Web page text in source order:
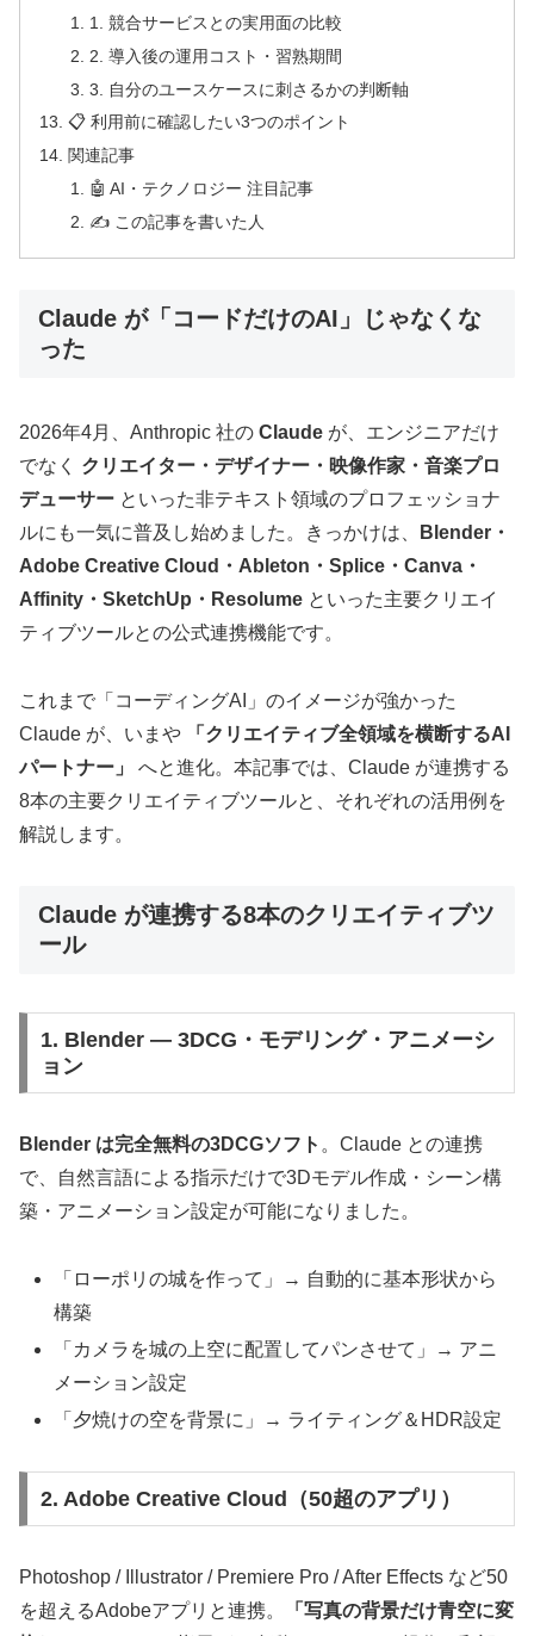
1. 競合サービスとの実用面の比較
2. 導入後の運用コスト・習熟期間
3. 自分のユースケースに刺さるかの判断軸
📋 利用前に確認したい3つのポイント
関連記事
🤖 AI・テクノロジー 注目記事
✍️ この記事を書いた人
Claude が「コードだけのAI」じゃなくな
った
2026年4月、Anthropic 社の Claude が、エンジニアだけ
でなく クリエイター・デザイナー・映像作家・音楽プロ
デューサー といった非テキスト領域のプロフェッショナ
ルにも一気に普及し始めました。きっかけは、
Blender・
Adobe Creative Cloud・Ableton・Splice・Canva・
Affinity・SketchUp・Resolume といった主要クリエイ
ティブツールとの公式連携機能です。
これまで「コーディングAI」のイメージが強かった
Claude が、いまや
「クリエイティブ全領域を横断するAI
パートナー」
へと進化。本記事では、Claude が連携する
8本の主要クリエイティブツールと、それぞれの活用例を
解説します。
Claude が連携する8本のクリエイティブツ
ール
1. Blender — 3DCG・モデリング・アニメーシ
ョン
Blender は完全無料の3DCGソフト 。Claude との連携
で、自然言語による指示だけで3Dモデル作成・シーン構
築・アニメーション設定が可能になりました。
「ローポリの城を作って」→ 自動的に基本形状から
構築
「カメラを城の上空に配置してパンさせて」→ アニ
メーション設定
「夕焼けの空を背景に」→ ライティング＆HDR設定
2. Adobe Creative Cloud（50超のアプリ）
Photoshop / Illustrator / Premiere Pro / After Effects など50
を超えるAdobeアプリと連携。
「写真の背景だけ青空に変